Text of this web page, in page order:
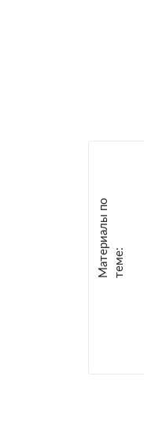
М
а
т е
р
и
а
л
ы
п
о
т
е
м
е :